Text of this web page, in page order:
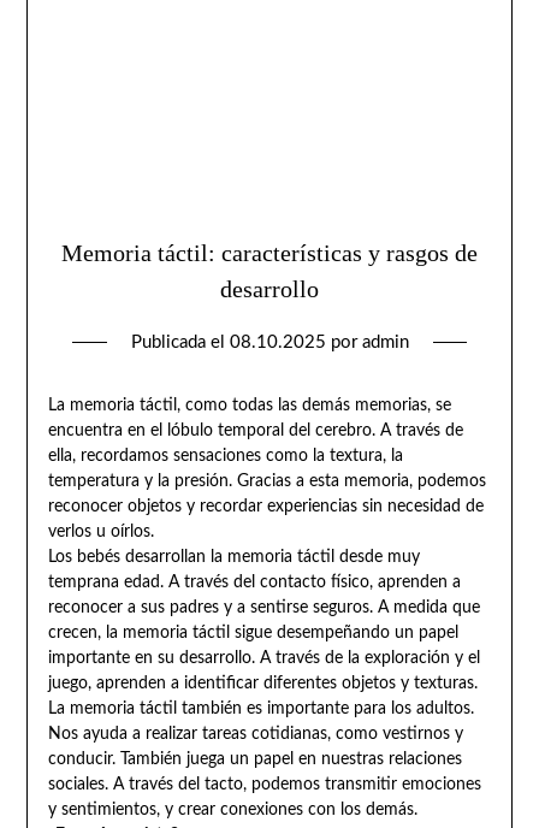
Memoria táctil: características y rasgos de
desarrollo
Publicada el 08.10.2025 por admin
La memoria táctil, como todas las demás memorias, se
encuentra en el lóbulo temporal del cerebro. A través de
ella, recordamos sensaciones como la textura, la
temperatura y la presión. Gracias a esta memoria, podemos
reconocer objetos y recordar experiencias sin necesidad de
verlos u oírlos.
Los bebés desarrollan la memoria táctil desde muy
temprana edad. A través del contacto físico, aprenden a
reconocer a sus padres y a sentirse seguros. A medida que
crecen, la memoria táctil sigue desempeñando un papel
importante en su desarrollo. A través de la exploración y el
juego, aprenden a identificar diferentes objetos y texturas.
La memoria táctil también es importante para los adultos.
Nos ayuda a realizar tareas cotidianas, como vestirnos y
conducir. También juega un papel en nuestras relaciones
sociales. A través del tacto, podemos transmitir emociones
y sentimientos, y crear conexiones con los demás.